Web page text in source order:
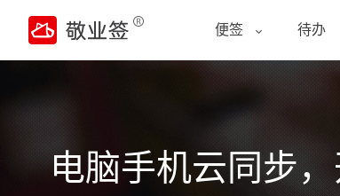
便签 待办
电脑手机云同步